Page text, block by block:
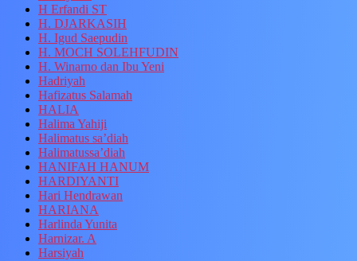
H Erfandi ST
H. DJARKASIH
H. Igud Saepudin
H. MOCH SOLEHFUDIN
H. Winarno dan Ibu Yeni
Hadriyah
Hafizatus Salamah
HALIA
Halima Yahiji
Halimatus sa’diah
Halimatussa’diah
HANIFAH HANUM
HARDIYANTI
Hari Hendrawan
HARIANA
Harlinda Yunita
Harnizar. A
Harsiyah